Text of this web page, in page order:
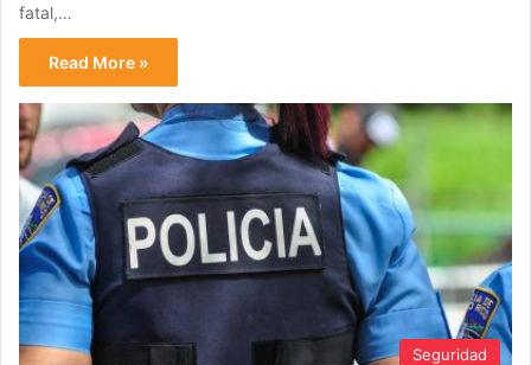
fatal,…
Read More »
Seguridad